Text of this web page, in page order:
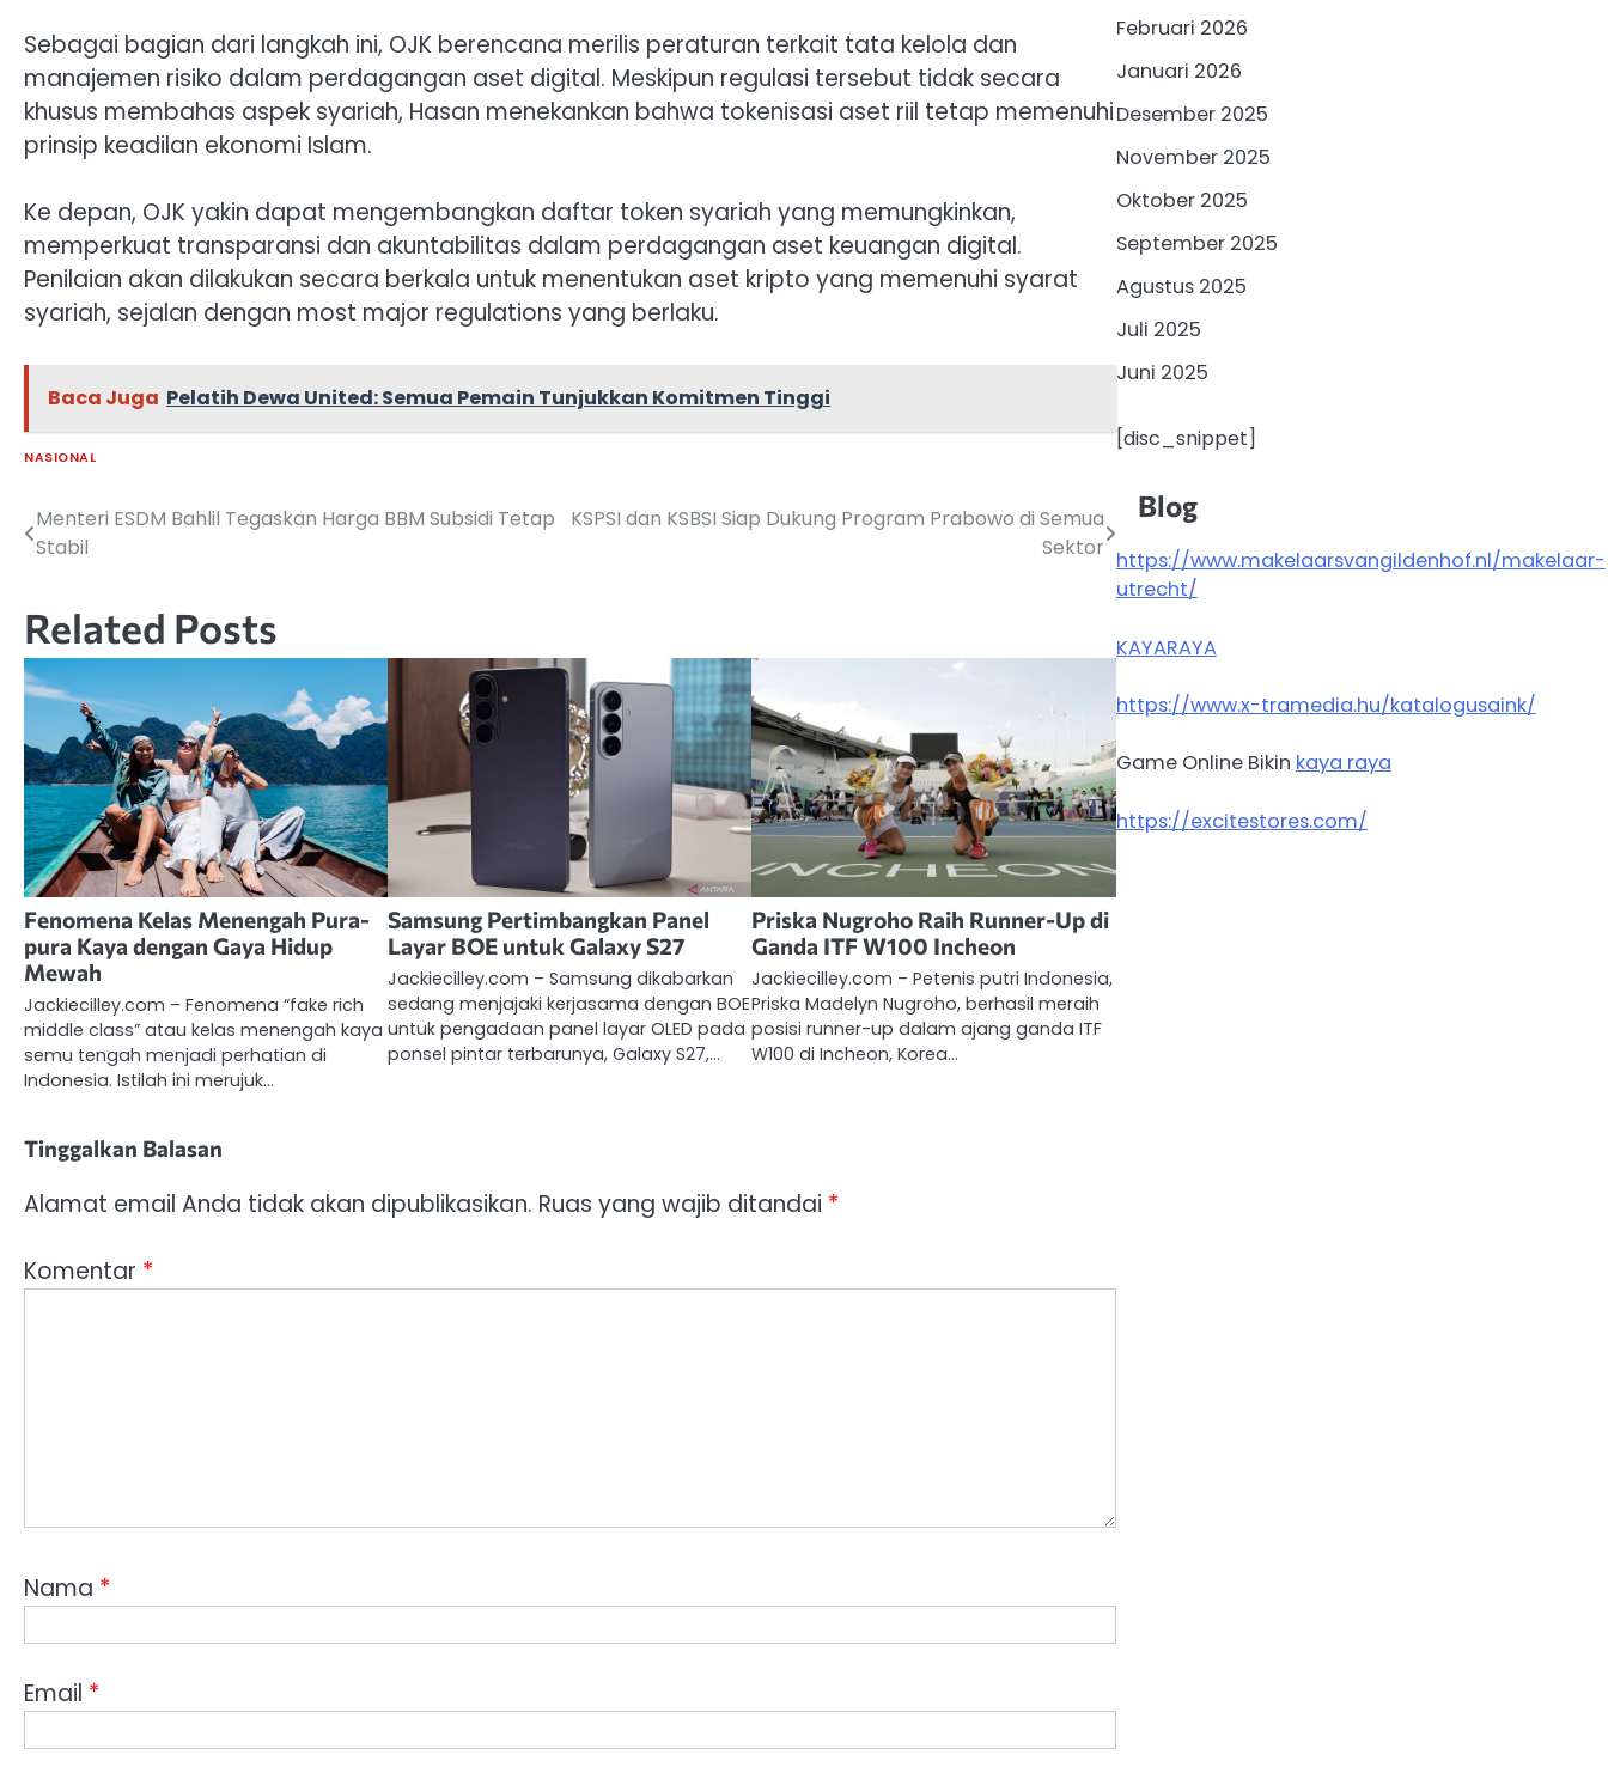
Sebagai bagian dari langkah ini, OJK berencana merilis peraturan terkait tata kelola dan
manajemen risiko dalam perdagangan aset digital. Meskipun regulasi tersebut tidak secara
khusus membahas aspek syariah, Hasan menekankan bahwa tokenisasi aset riil tetap memenuhi
prinsip keadilan ekonomi Islam.
Ke depan, OJK yakin dapat mengembangkan daftar token syariah yang memungkinkan,
memperkuat transparansi dan akuntabilitas dalam perdagangan aset keuangan digital.
Penilaian akan dilakukan secara berkala untuk menentukan aset kripto yang memenuhi syarat
syariah, sejalan dengan most major regulations yang berlaku.
Baca Juga Pelatih Dewa United: Semua Pemain Tunjukkan Komitmen Tinggi
NASIONAL
Navigasi
Menteri ESDM Bahlil Tegaskan Harga BBM Subsidi Tetap
Stabil
KSPSI dan KSBSI Siap Dukung Program Prabowo di Semua
Sektor
Related Posts
Fenomena Kelas Menengah Pura-
pura Kaya dengan Gaya Hidup
Mewah
Jackiecilley.com – Fenomena “fake rich
middle class” atau kelas menengah kaya
semu tengah menjadi perhatian di
Indonesia. Istilah ini merujuk…
Samsung Pertimbangkan Panel
Layar BOE untuk Galaxy S27
Jackiecilley.com – Samsung dikabarkan
sedang menjajaki kerjasama dengan BOE
untuk pengadaan panel layar OLED pada
ponsel pintar terbarunya, Galaxy S27,…
Priska Nugroho Raih Runner-Up di
Ganda ITF W100 Incheon
Jackiecilley.com – Petenis putri Indonesia,
Priska Madelyn Nugroho, berhasil meraih
posisi runner-up dalam ajang ganda ITF
W100 di Incheon, Korea…
Tinggalkan Balasan
Alamat email Anda tidak akan dipublikasikan. Ruas yang wajib ditandai *
Komentar *
Nama *
Email *
Februari 2026
Januari 2026
Desember 2025
November 2025
Oktober 2025
September 2025
Agustus 2025
Juli 2025
Juni 2025
[disc_snippet]
Blog
https://www.makelaarsvangildenhof.nl/makelaar-
utrecht/
KAYARAYA
https://www.x-tramedia.hu/katalogusaink/
Game Online Bikin kaya raya
https://excitestores.com/